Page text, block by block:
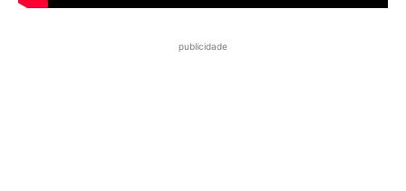
publicidade